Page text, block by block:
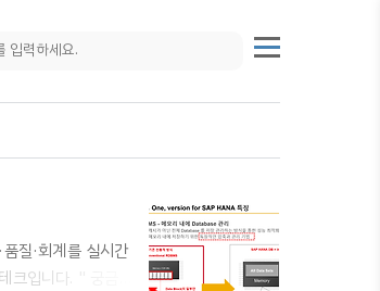
질·회계를 실시간
입니다. " 궁금